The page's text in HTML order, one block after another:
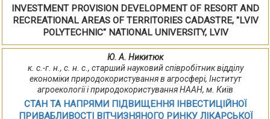
INVESTMENT PROVISION DEVELOPMENT OF RESORT AND
RECREATIONAL AREAS OF TERRITORIES CADASTRE, "LVIV
POLYTECHNIC" NATIONAL UNIVERSITY, LVIV
Ю. А. Никитюк
к. с.-г. н., с. н. с., старший науковий співробітник відділу
економіки природокористування в агросфері, Інститут
агроекології і природокористування НААН, м. Київ
СТАН ТА НАПРЯМИ ПІДВИЩЕННЯ ІНВЕСТИЦІЙНОЇ
ПРИВАБЛИВОСТІ ВІТЧИЗНЯНОГО РИНКУ ЛІКАРСЬКОЇ